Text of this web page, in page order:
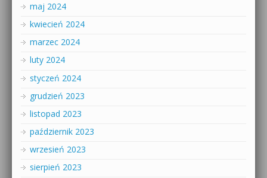
maj 2024
kwiecień 2024
marzec 2024
luty 2024
styczeń 2024
grudzień 2023
listopad 2023
październik 2023
wrzesień 2023
sierpień 2023